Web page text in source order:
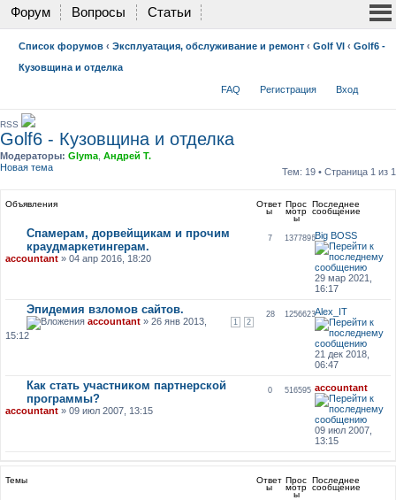
Форум Вопросы Статьи
Список форумов ‹ Эксплуатация, обслуживание и ремонт ‹ Golf VI ‹ Golf6 -
Кузовщина и отделка
FAQ Регистрация Вход
RSS
Golf6 - Кузовщина и отделка
Модераторы: Glyma Андрей Т.
Новая тема
Тем: 19 • Страница 1 из 1
Объявления Ответ
ы
Прос
мотр
ы
Последнее
сообщение
Спамерам, дорвейщикам и прочим
краудмаркетингерам.
accountant» 04 апр 2016, 18:20
7 1377896Big BOSS
29 мар 2021,
16:17
Эпидемия взломов сайтов.
1 2
accountant» 26 янв 2013,
15:12
28 1256623Alex_IT
21 дек 2018,
06:47
Как стать участником партнерской
программы?
accountant» 09 июл 2007, 13:15
0 516595 accountant
09 июл 2007,
13:15
Темы Ответ
ы
Прос
мотр
ы
Последнее
сообщение